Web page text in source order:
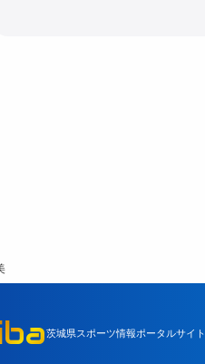
茨城県スポーツ情報ポータルサイト